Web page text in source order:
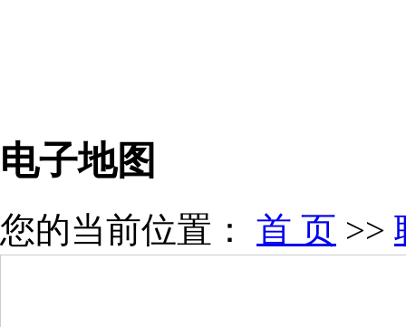
电子地图
您的当前位置： 首 页 >>